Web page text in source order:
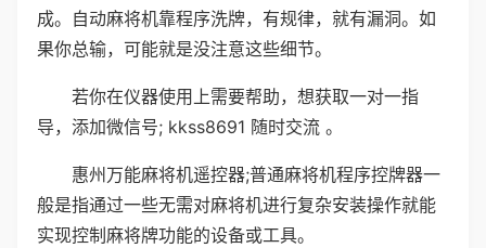
成。自动麻将机靠程序洗牌，有规律，就有漏洞。如
果你总输，可能就是没注意这些细节。
若你在仪器使用上需要帮助，想获取一对一指
导，添加微信号; kkss8691 随时交流 。
惠州万能麻将机遥控器;普通麻将机程序控牌器一
般是指通过一些无需对麻将机进行复杂安装操作就能
实现控制麻将牌功能的设备或工具。